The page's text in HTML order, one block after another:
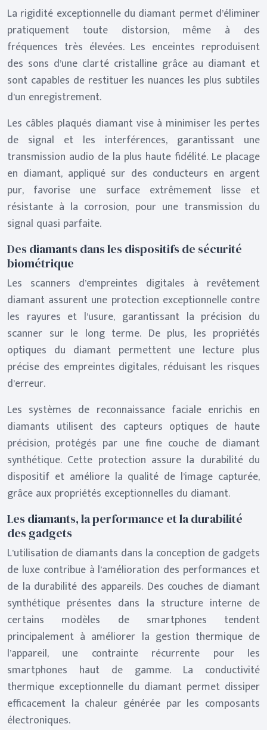
La rigidité exceptionnelle du diamant permet d’éliminer
pratiquement toute distorsion, même à des
fréquences très élevées. Les enceintes reproduisent
des sons d’une clarté cristalline grâce au diamant et
sont capables de restituer les nuances les plus subtiles
d’un enregistrement.
Les câbles plaqués diamant vise à minimiser les pertes
de signal et les interférences, garantissant une
transmission audio de la plus haute fidélité. Le placage
en diamant, appliqué sur des conducteurs en argent
pur, favorise une surface extrêmement lisse et
résistante à la corrosion, pour une transmission du
signal quasi parfaite.
Des diamants dans les dispositifs de sécurité
biométrique
Les scanners d’empreintes digitales à revêtement
diamant assurent une protection exceptionnelle contre
les rayures et l’usure, garantissant la précision du
scanner sur le long terme. De plus, les propriétés
optiques du diamant permettent une lecture plus
précise des empreintes digitales, réduisant les risques
d’erreur.
Les systèmes de reconnaissance faciale enrichis en
diamants utilisent des capteurs optiques de haute
précision, protégés par une fine couche de diamant
synthétique. Cette protection assure la durabilité du
dispositif et améliore la qualité de l’image capturée,
grâce aux propriétés exceptionnelles du diamant.
Les diamants, la performance et la durabilité
des gadgets
L’utilisation de diamants dans la conception de gadgets
de luxe contribue à l’amélioration des performances et
de la durabilité des appareils. Des couches de diamant
synthétique présentes dans la structure interne de
certains modèles de smartphones tendent
principalement à améliorer la gestion thermique de
l’appareil, une contrainte récurrente pour les
smartphones haut de gamme. La conductivité
thermique exceptionnelle du diamant permet dissiper
efficacement la chaleur générée par les composants
électroniques.